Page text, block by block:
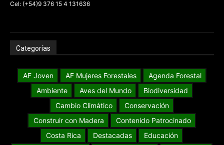
Cel: (+54)9 376 15 4 131636
Categorías
AF Joven AF Mujeres Forestales
Agenda Forestal
Ambiente
Aves del Mundo
Biodiversidad
Cambio Climático
Conservación
Construir con Madera
Contenido Patrocinado
Costa Rica
Destacadas
Educación